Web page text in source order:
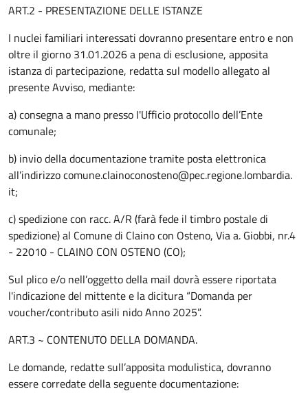
ART.2 - PRESENTAZIONE DELLE ISTANZE
I nuclei familiari interessati dovranno presentare entro e non
oltre il giorno 31.01.2026 a pena di esclusione, apposita
istanza di partecipazione, redatta sul modello allegato al
presente Avviso, mediante:
a) consegna a mano presso I'Ufficio protocollo dell’Ente
comunale;
b) invio della documentazione tramite posta elettronica
all’indirizzo comune.clainoconosteno@pec.regione.lombardia.
it;
c) spedizione con racc. A/R (farà fede il timbro postale di
spedizione) al Comune di Claino con Osteno, Via a. Giobbi, nr.4
- 22010 - CLAINO CON OSTENO (CO);
Sul plico e/o nell’oggetto della mail dovrà essere riportata
l'indicazione del mittente e la dicitura “Domanda per
voucher/contributo asili nido Anno 2025”.
ART.3 ~ CONTENUTO DELLA DOMANDA.
Le domande, redatte sull’apposita modulistica, dovranno
essere corredate della seguente documentazione: